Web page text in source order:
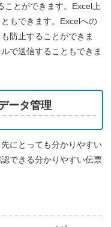
ことができます。Excel上
もできます。Excelへの
防止することができま
で送信することもできま
ータ管理
にとっても分かりやすい
できる分かりやすい伝票